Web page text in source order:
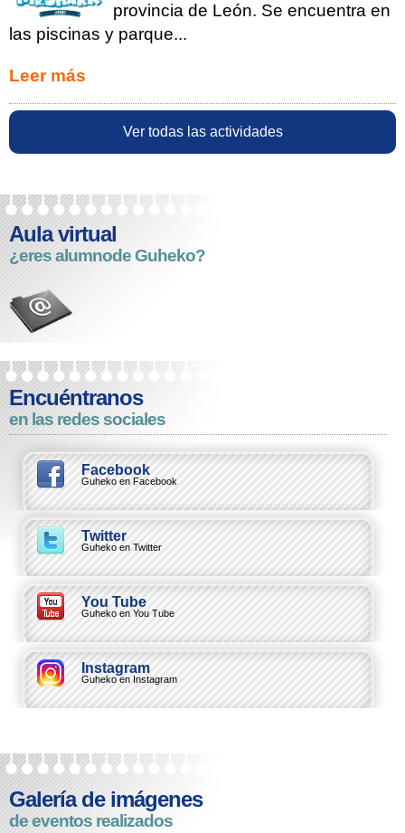
provincia de León. Se encuentra en
las piscinas y parque...
Leer más
Ver todas las actividades
Aula virtual
¿eres alumnode Guheko?
Encuéntranos
en las redes sociales
Facebook
Guheko en Facebook
Twitter
Guheko en Twitter
You Tube
Guheko en You Tube
Instagram
Guheko en Instagram
Galería de imágenes
de eventos realizados